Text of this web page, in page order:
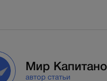
Мир
автор статьи